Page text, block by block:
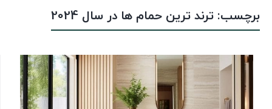
برچسب: ترند ترین حمام ها در سال 2024